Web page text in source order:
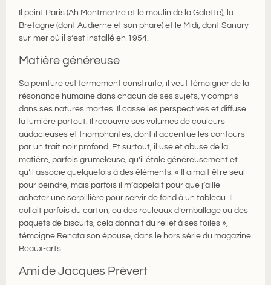
Il peint Paris (Ah Montmartre et le moulin de la Galette), la
Bretagne (dont Audierne et son phare) et le Midi, dont Sanary-
sur-mer où il s’est installé en 1954.
Matière généreuse
Sa peinture est fermement construite, il veut témoigner de la
résonance humaine dans chacun de ses sujets, y compris
dans ses natures mortes. Il casse les perspectives et diffuse
la lumière partout. Il recouvre ses volumes de couleurs
audacieuses et triomphantes, dont il accentue les contours
par un trait noir profond. Et surtout, il use et abuse de la
matière, parfois grumeleuse, qu’il étale généreusement et
qu’il associe quelquefois à des éléments. « Il aimait être seul
pour peindre, mais parfois il m’appelait pour que j’aille
acheter une serpillière pour servir de fond à un tableau. Il
collait parfois du carton, ou des rouleaux d’emballage ou des
paquets de biscuits, cela donnait du relief à ses toiles »,
témoigne Renata son épouse, dans le hors série du magazine
Beaux-arts.
Ami de Jacques Prévert